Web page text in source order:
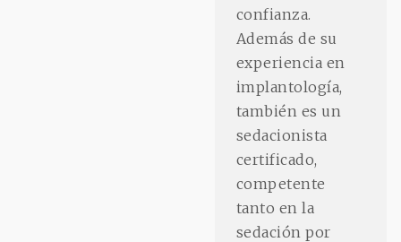
confianza.
Además de su
experiencia en
implantología,
también es un
sedacionista
certificado,
competente
tanto en la
sedación por